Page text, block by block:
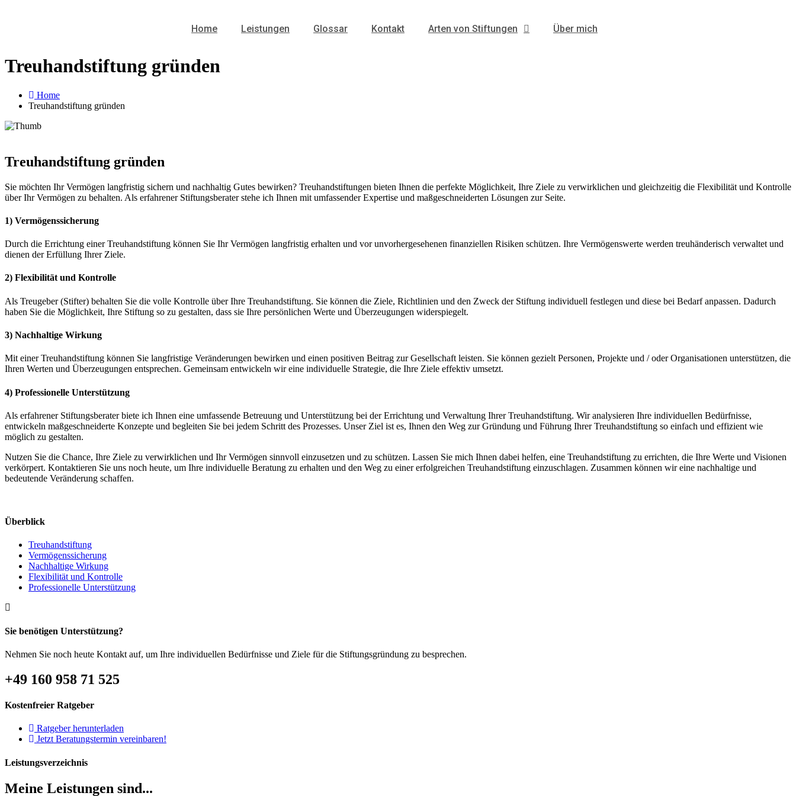
Home Leistungen Glossar Kontakt Arten von Stiftungen Über mich
Treuhandstiftung gründen
Home
Treuhandstiftung gründen
Treuhandstiftung gründen
Sie möchten Ihr Vermögen langfristig sichern und nachhaltig Gutes bewirken? Treuhandstiftungen bieten Ihnen die perfekte Möglichkeit, Ihre Ziele zu verwirklichen und gleichzeitig die Flexibilität und Kontrolle
über Ihr Vermögen zu behalten. Als erfahrener Stiftungsberater stehe ich Ihnen mit umfassender Expertise und maßgeschneiderten Lösungen zur Seite.
1) Vermögenssicherung
Durch die Errichtung einer Treuhandstiftung können Sie Ihr Vermögen langfristig erhalten und vor unvorhergesehenen finanziellen Risiken schützen. Ihre Vermögenswerte werden treuhänderisch verwaltet und
dienen der Erfüllung Ihrer Ziele.
2) Flexibilität und Kontrolle
Als Treugeber (Stifter) behalten Sie die volle Kontrolle über Ihre Treuhandstiftung. Sie können die Ziele, Richtlinien und den Zweck der Stiftung individuell festlegen und diese bei Bedarf anpassen. Dadurch
haben Sie die Möglichkeit, Ihre Stiftung so zu gestalten, dass sie Ihre persönlichen Werte und Überzeugungen widerspiegelt.
3) Nachhaltige Wirkung
Mit einer Treuhandstiftung können Sie langfristige Veränderungen bewirken und einen positiven Beitrag zur Gesellschaft leisten. Sie können gezielt Personen, Projekte und / oder Organisationen unterstützen, die
Ihren Werten und Überzeugungen entsprechen. Gemeinsam entwickeln wir eine individuelle Strategie, die Ihre Ziele effektiv umsetzt.
4) Professionelle Unterstützung
Als erfahrener Stiftungsberater biete ich Ihnen eine umfassende Betreuung und Unterstützung bei der Errichtung und Verwaltung Ihrer Treuhandstiftung. Wir analysieren Ihre individuellen Bedürfnisse,
entwickeln maßgeschneiderte Konzepte und begleiten Sie bei jedem Schritt des Prozesses. Unser Ziel ist es, Ihnen den Weg zur Gründung und Führung Ihrer Treuhandstiftung so einfach und effizient wie
möglich zu gestalten.
Nutzen Sie die Chance, Ihre Ziele zu verwirklichen und Ihr Vermögen sinnvoll einzusetzen und zu schützen. Lassen Sie mich Ihnen dabei helfen, eine Treuhandstiftung zu errichten, die Ihre Werte und Visionen
verkörpert. Kontaktieren Sie uns noch heute, um Ihre individuelle Beratung zu erhalten und den Weg zu einer erfolgreichen Treuhandstiftung einzuschlagen. Zusammen können wir eine nachhaltige und
bedeutende Veränderung schaffen.
Überblick
Treuhandstiftung
Vermögenssicherung
Nachhaltige Wirkung
Flexibilität und Kontrolle
Professionelle Unterstützung
Sie benötigen Unterstützung?
Nehmen Sie noch heute Kontakt auf, um Ihre individuellen Bedürfnisse und Ziele für die Stiftungsgründung zu besprechen.
+49 160 958 71 525
Kostenfreier Ratgeber
Ratgeber herunterladen
Jetzt Beratungstermin vereinbaren!
Leistungsverzeichnis
Meine Leistungen sind...